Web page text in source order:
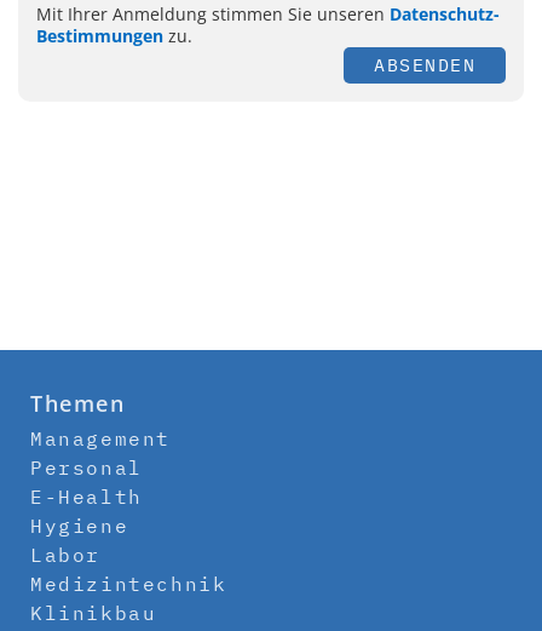
Mit Ihrer Anmeldung stimmen Sie unseren Datenschutz-
Bestimmungen zu.
ABSENDEN
Themen
Management
Personal
E-Health
Hygiene
Labor
Medizintechnik
Klinikbau